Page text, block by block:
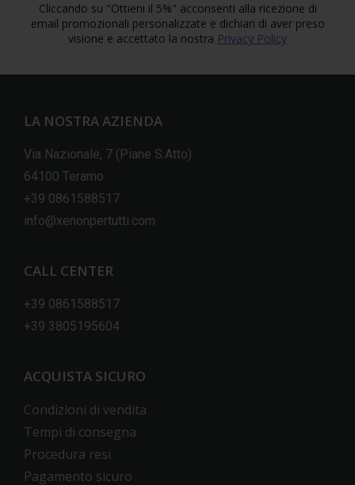
Cliccando su "Ottieni il 5%" acconsenti alla ricezione di
email promozionali personalizzate e dichiari di aver preso
visione e accettato la nostra Privacy Policy
LA NOSTRA AZIENDA
Via Nazionale, 7 (Piane S.Atto)
64100 Teramo
+39 0861588517
info@xenonpertutti.com
CALL CENTER
+39 0861588517
+39 3805195604
ACQUISTA SICURO
Condizioni di vendita
Tempi di consegna
Procedura resi
Pagamento sicuro